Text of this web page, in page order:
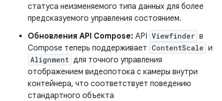
статуса неизменяемого типа данных для более
предсказуемого управления состоянием.
Обновления API Compose: API Viewfinder в
Compose теперь поддерживает ContentScale и
Alignment для точного управления
отображением видеопотока с камеры внутри
контейнера, что соответствует поведению
стандартного объекта